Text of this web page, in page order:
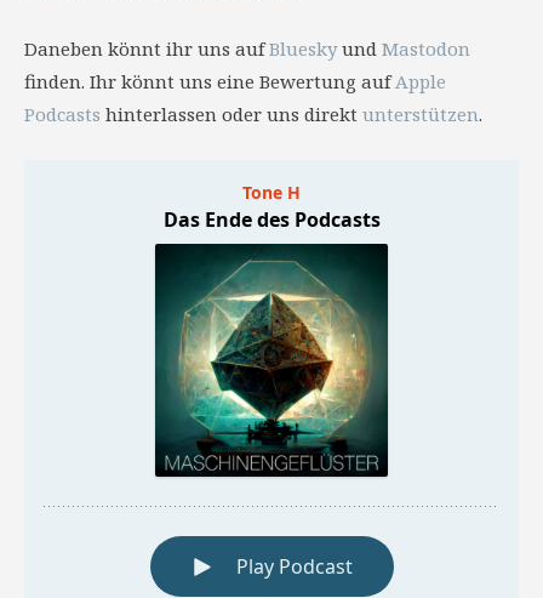
Daneben könnt ihr uns aufBlueskyund Mastodon
finden. Ihr könnt uns eine Bewertung aufApple
Podcasts hinterlassen oder uns direkt unterstützen.